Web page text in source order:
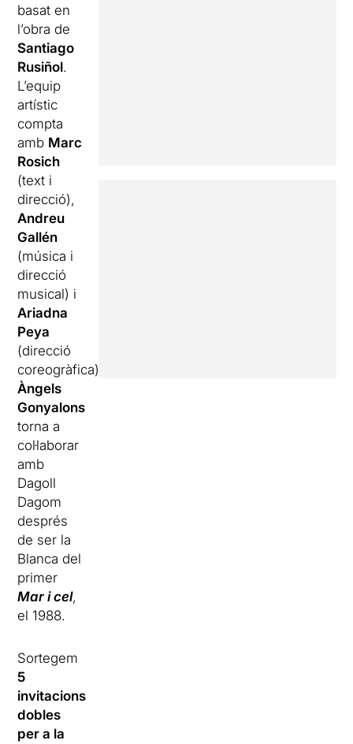
basat en
l’obra de
Santiago
Rusiñol.
L’equip
artístic
compta
amb Marc
Rosich
(text i
direcció),
Andreu
Gallén
(música i
direcció
musical) i
Ariadna
Peya
(direcció
coreogràfica).
Àngels
Gonyalons
torna a
col·laborar
amb
Dagoll
Dagom
després
de ser la
Blanca del
primer
Mar i cel,
el 1988.
Sortegem
5
invitacions
dobles
per a la